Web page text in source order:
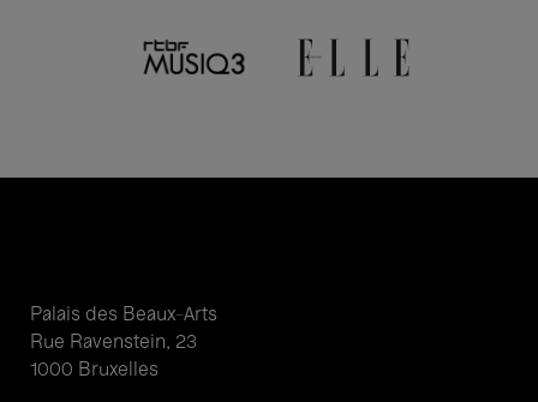
Palais des Beaux-Arts
Rue Ravenstein, 23
1000 Bruxelles